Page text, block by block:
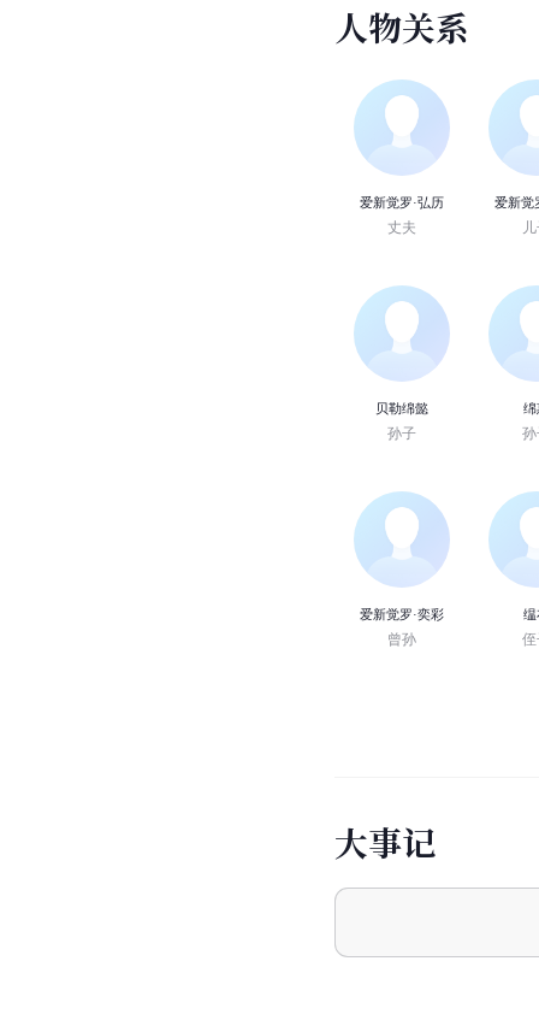
人物关系
爱新觉罗·弘历
丈夫
爱新觉
贝勒绵懿
孙子
绵
爱新觉罗·奕彩
曾孙
缊
大事记